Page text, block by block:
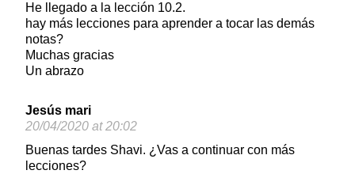
He llegado a la lección 10.2.
hay más lecciones para aprender a tocar las demás
notas?
Muchas gracias
Un abrazo
Jesús mari
20/04/2020 at 20:02
Buenas tardes Shavi. ¿Vas a continuar con más
lecciones?